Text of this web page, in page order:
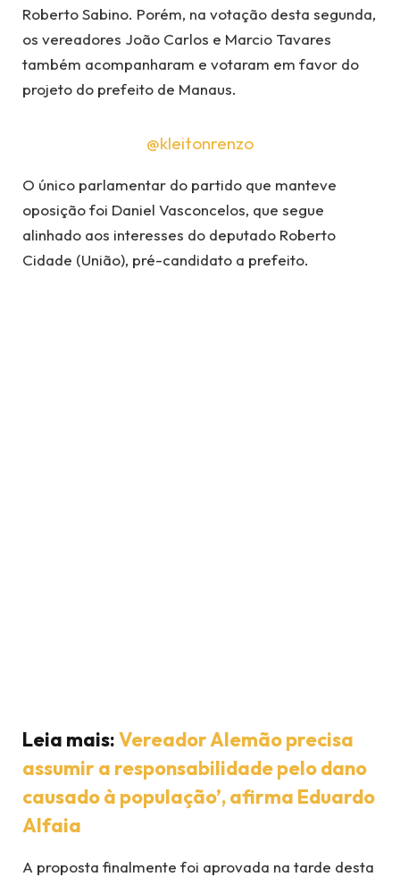
Roberto Sabino. Porém, na votação desta segunda,
os vereadores João Carlos e Marcio Tavares
também acompanharam e votaram em favor do
projeto do prefeito de Manaus.
@kleitonrenzo
O único parlamentar do partido que manteve
oposição foi Daniel Vasconcelos, que segue
alinhado aos interesses do deputado Roberto
Cidade (União), pré-candidato a prefeito.
Leia mais:Vereador Alemão precisa
assumir a responsabilidade pelo dano
causado à população’, afirma Eduardo
Alfaia
A proposta finalmente foi aprovada na tarde desta